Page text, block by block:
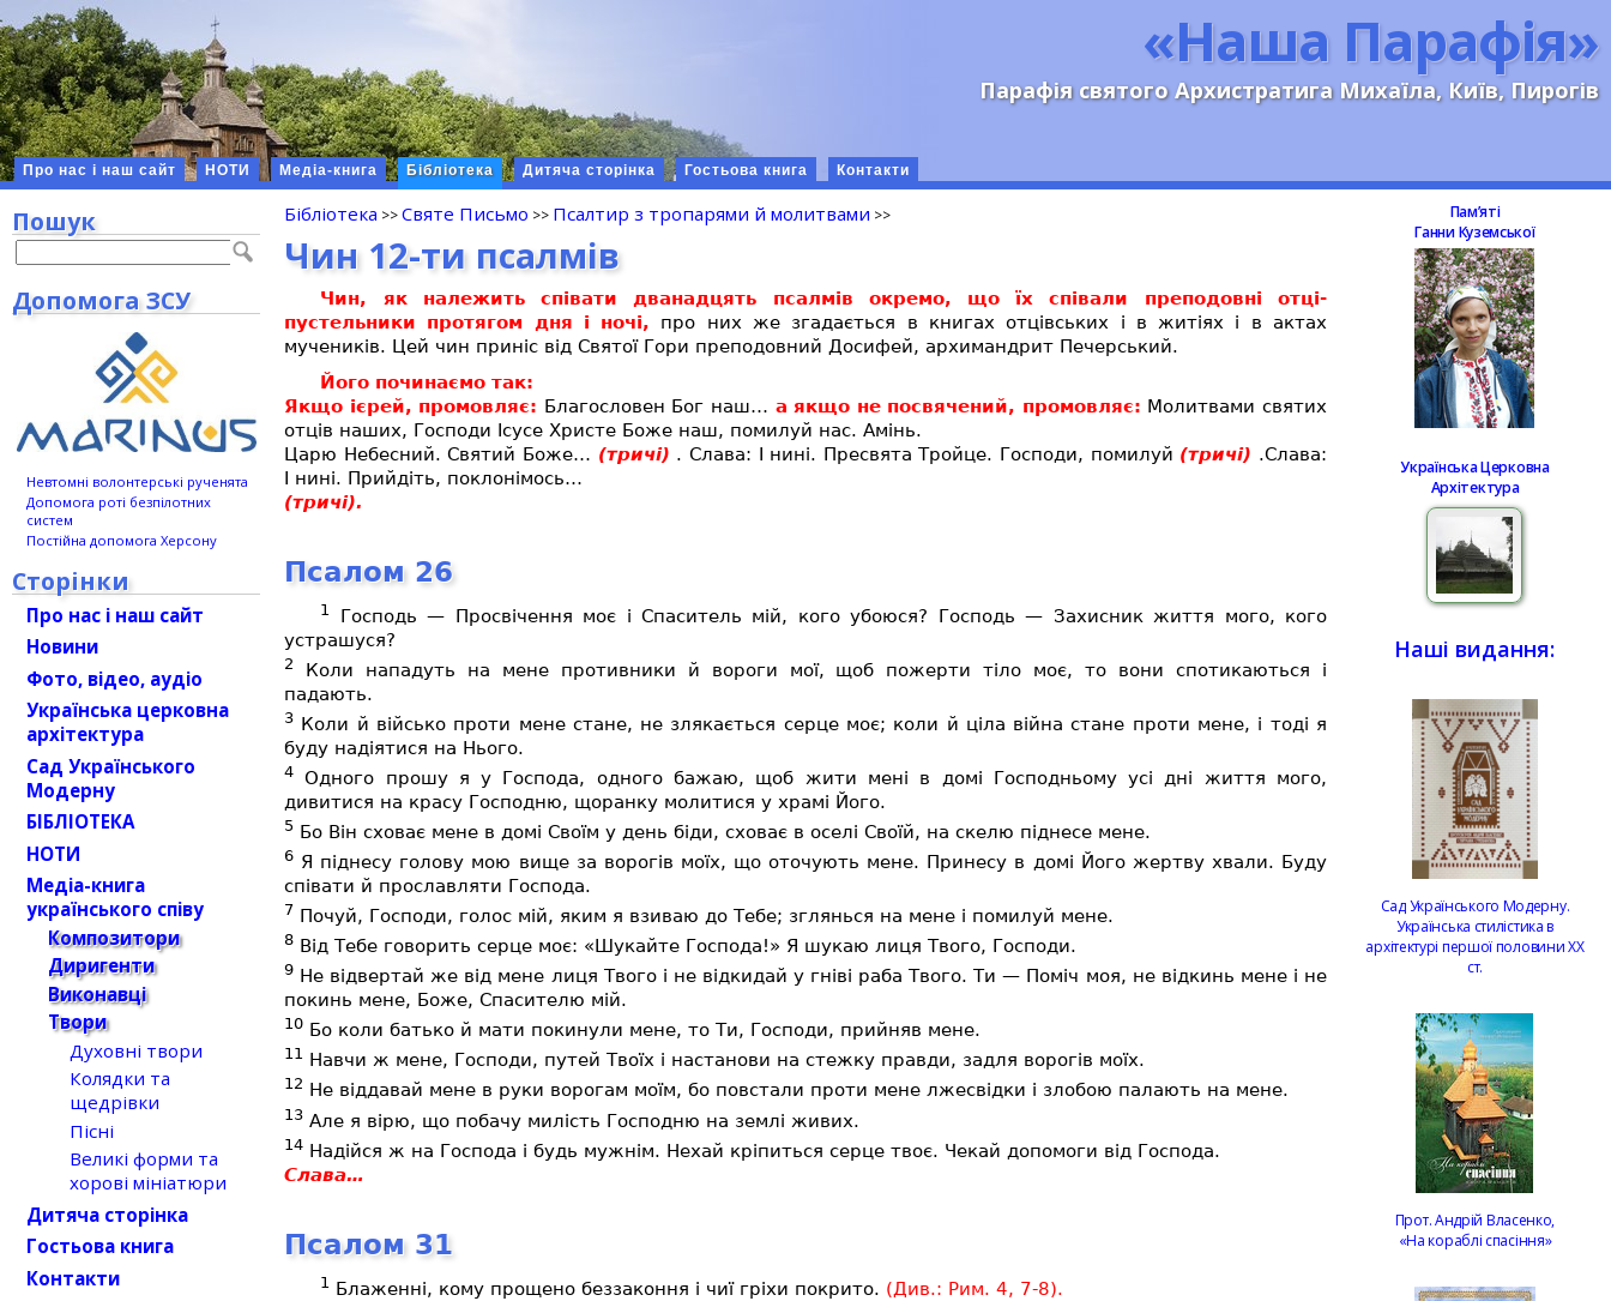
«Наша Парафія»
Парафія святого Архистратига Михаїла, Київ, Пирогів
Про нас і наш сайт НОТИ Медіа-книга Бібліотека Дитяча сторінка Гостьова книга Контакти
Бібліотека Святе Письмо Псалтир з тропарями й молитвами
Чин 12-ти псалмів
Чин, як належить співати дванадцять псалмів окремо, що їх співали преподовні отці-
пустельники протягом дня і ночі, про них же згадається в книгах отцівських і в житіях і в актах
мучеників. Цей чин приніс від Святої Гори преподовний Досифей, архимандрит Печерський.
Його починаємо так:
Якщо ієрей, промовляє: Благословен Бог наш… а якщо не посвячений, промовляє: Молитвами святих
отців наших, Господи Ісусе Христе Боже наш, помилуй нас. Амінь.
Царю Небесний. Святий Боже… (тричі) . Слава: І нині. Пресвята Тройце. Господи, помилуй (тричі) .Слава:
І нині. Прийдіть, поклонімось…
(тричі).
Псалом 26
1
Господь — Просвічення моє і Спаситель мій, кого убоюся? Господь — Захисник життя мого, кого
устрашуся?
2
Коли нападуть на мене противники й вороги мої, щоб пожерти тіло моє, то вони спотикаються і
падають.
3 Коли й військо проти мене стане, не злякається серце моє; коли й ціла війна стане проти мене, і тоді я
буду надіятися на Нього.
4 Одного прошу я у Господа, одного бажаю, щоб жити мені в домі Господньому усі дні життя мого,
дивитися на красу Господню, щоранку молитися у храмі Його.
5 Бо Він сховає мене в домі Своїм у день біди, сховає в оселі Своїй, на скелю піднесе мене.
6 Я піднесу голову мою вище за ворогів моїх, що оточують мене. Принесу в домі Його жертву хвали. Буду
співати й прославляти Господа.
7 Почуй, Господи, голос мій, яким я взиваю до Тебе; зглянься на мене і помилуй мене.
8 Від Тебе говорить серце моє: «Шукайте Господа!» Я шукаю лиця Твого, Господи.
9 Не відвертай же від мене лиця Твого і не відкидай у гніві раба Твого. Ти — Поміч моя, не відкинь мене і не
покинь мене, Боже, Спасителю мій.
10 Бо коли батько й мати покинули мене, то Ти, Господи, прийняв мене.
11 Навчи ж мене, Господи, путей Твоїх і настанови на стежку правди, задля ворогів моїх.
12 Не віддавай мене в руки ворогам моїм, бо повстали проти мене лжесвідки і злобою палають на мене.
13 Але я вірю, що побачу милість Господню на землі живих.
14 Надійся ж на Господа і будь мужнім. Нехай кріпиться серце твоє. Чекай допомоги від Господа.
Слава…
Псалом 31
1 Блаженні, кому прощено беззаконня і чиї гріхи покрито. (Див.: Рим. 4, 7-8).
Пошук
Допомога ЗСУ
Невтомні волонтерські рученята
Допомога роті безпілотних
систем
Постійна допомога Херсону
Сторінки
Про нас і наш сайт
Новини
Фото, відео, аудіо
Українська церковна
архітектура
Сад Українського
Модерну
БІБЛІОТЕКА
НОТИ
Медіа-книга
українського співу
Композитори
Диригенти
Виконавці
Твори
Духовні твори
Колядки та
щедрівки
Пісні
Великі форми та
хорові мініатюри
Дитяча сторінка
Гостьова книга
Контакти
Памʼяті
Ганни Куземської
Українська Церковна
Архітектура
Наші видання:
Сад Українського Модерну.
Українська стилістика в
архітектурі першої половини ХХ
ст.
Прот. Андрій Власенко,
«На кораблі спасіння»